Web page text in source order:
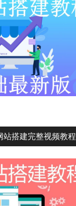
站搭建完整视频教程